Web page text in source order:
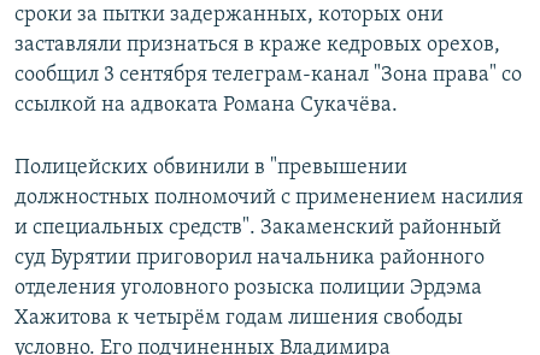
Все сайты РСЕ/РС
сроки за пытки задержанных, которых они
заставляли признаться в краже кедровых орехов,
сообщил 3 сентября телеграм-канал "Зона права" со
ссылкой на адвоката Романа Сукачёва.
Полицейских обвинили в "превышении
должностных полномочий с применением насилия
и специальных средств". Закаменский районный
суд Бурятии приговорил начальника районного
отделения уголовного розыска полиции Эрдэма
Хажитова к четырём годам лишения свободы
условно. Его подчиненных Владимира